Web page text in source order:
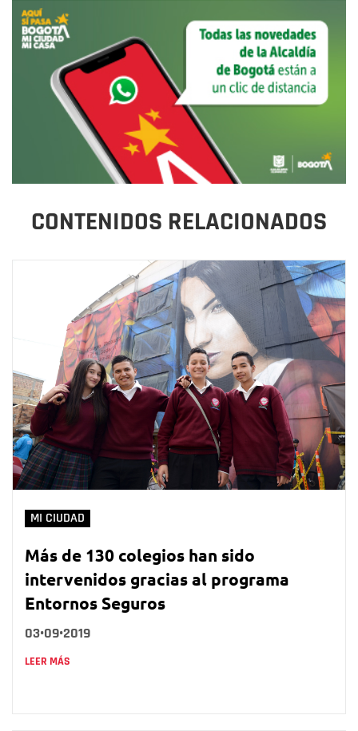
CONTENIDOS RELACIONADOS
MI CIUDAD
Más de 130 colegios han sido
intervenidos gracias al programa
Entornos Seguros
03•09•2019
LEER MÁS